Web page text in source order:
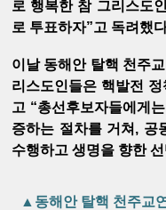
로 행복한 참 그리스도
로 투표하자”고 독려했
이날 동해안 탈핵 천주
리스도인들은 핵발전
고 “총선후보자들에게
증하는 절차를 거쳐, 공
수행하고 생명을 향한
▲동해안 탈핵 천주교